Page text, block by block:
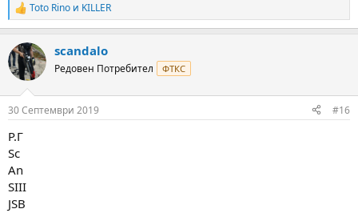
R
e
c
t
i
s
Toto Rino и KILLER
scandalo
Редовен Потребител ФТКС
30 Септември 2019 #16
Р.Г
Sc
An
SIII
JSB